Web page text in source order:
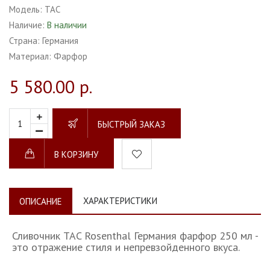
Модель: TAC
Наличие: В наличии
Страна: Германия
Материал: Фарфор
5 580.00 р.
БЫСТРЫЙ ЗАКАЗ
В КОРЗИНУ
ОПИСАНИЕ ХАРАКТЕРИСТИКИ
Сливочник TAC Rosenthal Германия фарфор 250 мл -
это отражение стиля и непревзойденного вкуса.